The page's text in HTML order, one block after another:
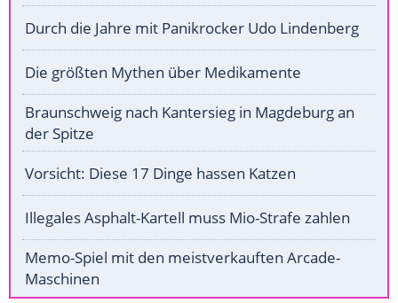
Durch die Jahre mit Panikrocker Udo Lindenberg
Die größten Mythen über Medikamente
Braunschweig nach Kantersieg in Magdeburg an
der Spitze
Vorsicht: Diese 17 Dinge hassen Katzen
Illegales Asphalt-Kartell muss Mio-Strafe zahlen
Memo-Spiel mit den meistverkauften Arcade-
Maschinen